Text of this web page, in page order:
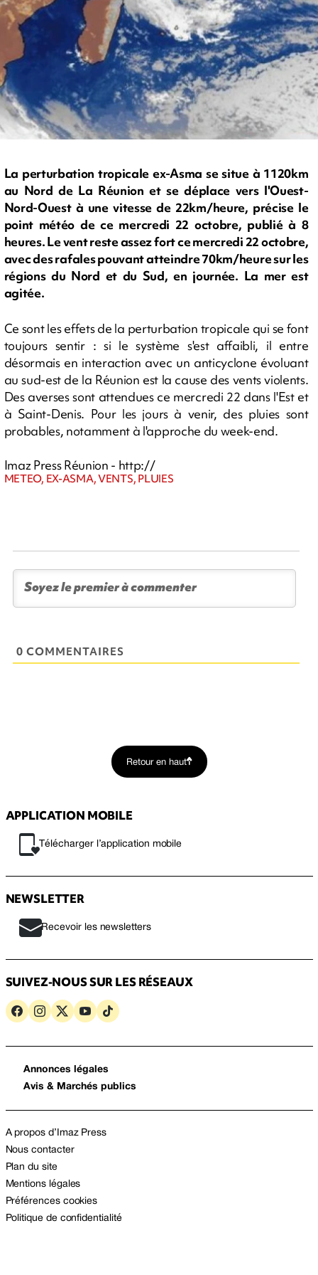
La perturbation tropicale ex-Asma se situe à 1120km
au Nord de La Réunion et se déplace vers l'Ouest-
Nord-Ouest à une vitesse de 22km/heure, précise le
point météo de ce mercredi 22 octobre, publié à 8
heures. Le vent reste assez fort ce mercredi 22 octobre,
avec des rafales pouvant atteindre 70km/heure sur les
régions du Nord et du Sud, en journée. La mer est
agitée.
Ce sont les effets de la perturbation tropicale qui se font
toujours sentir : si le système s'est affaibli, il entre
désormais en interaction avec un anticyclone évoluant
au sud-est de la Réunion est la cause des vents violents.
Des averses sont attendues ce mercredi 22 dans l'Est et
à Saint-Denis. Pour les jours à venir, des pluies sont
probables, notamment à l'approche du week-end.
Imaz Press Réunion - http://
METEO, EX-ASMA, VENTS, PLUIES
0 COMMENTAIRES
Retour en haut
APPLICATION MOBILE
Télécharger l’application mobile
NEWSLETTER
Recevoir les newsletters
SUIVEZ-NOUS SUR LES RÉSEAUX
Annonces légales
Avis & Marchés publics
A propos d’Imaz Press
Nous contacter
Plan du site
Mentions légales
Préférences cookies
Politique de confidentialité